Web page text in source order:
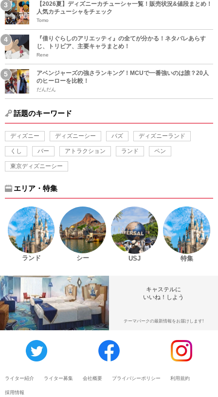
【2026夏】ディズニーカチューシャ一覧！販売状況&値段まとめ！
人気カチューシャをチェック
Tomo
『借りぐらしのアリエッティ』の全てが分かる！ネタバレあらす
じ、トリビア、主要キャラまとめ！
Rene
アベンジャーズの強さランキング！MCUで一番強いのは誰？20人
のヒーローを比較！
だんだん
話題のキーワード
ディズニー ディズニーシー バズ ディズニーランド
くし バー アトラクション ランド ペン
東京ディズニーシー
エリア・特集
ランド シー USJ 特集
キャステルに
いいね！しよう
テーマパークの最新情報をお届けします!
ライター紹介 ライター募集 会社概要 プライバシーポリシー 利用規約
採用情報